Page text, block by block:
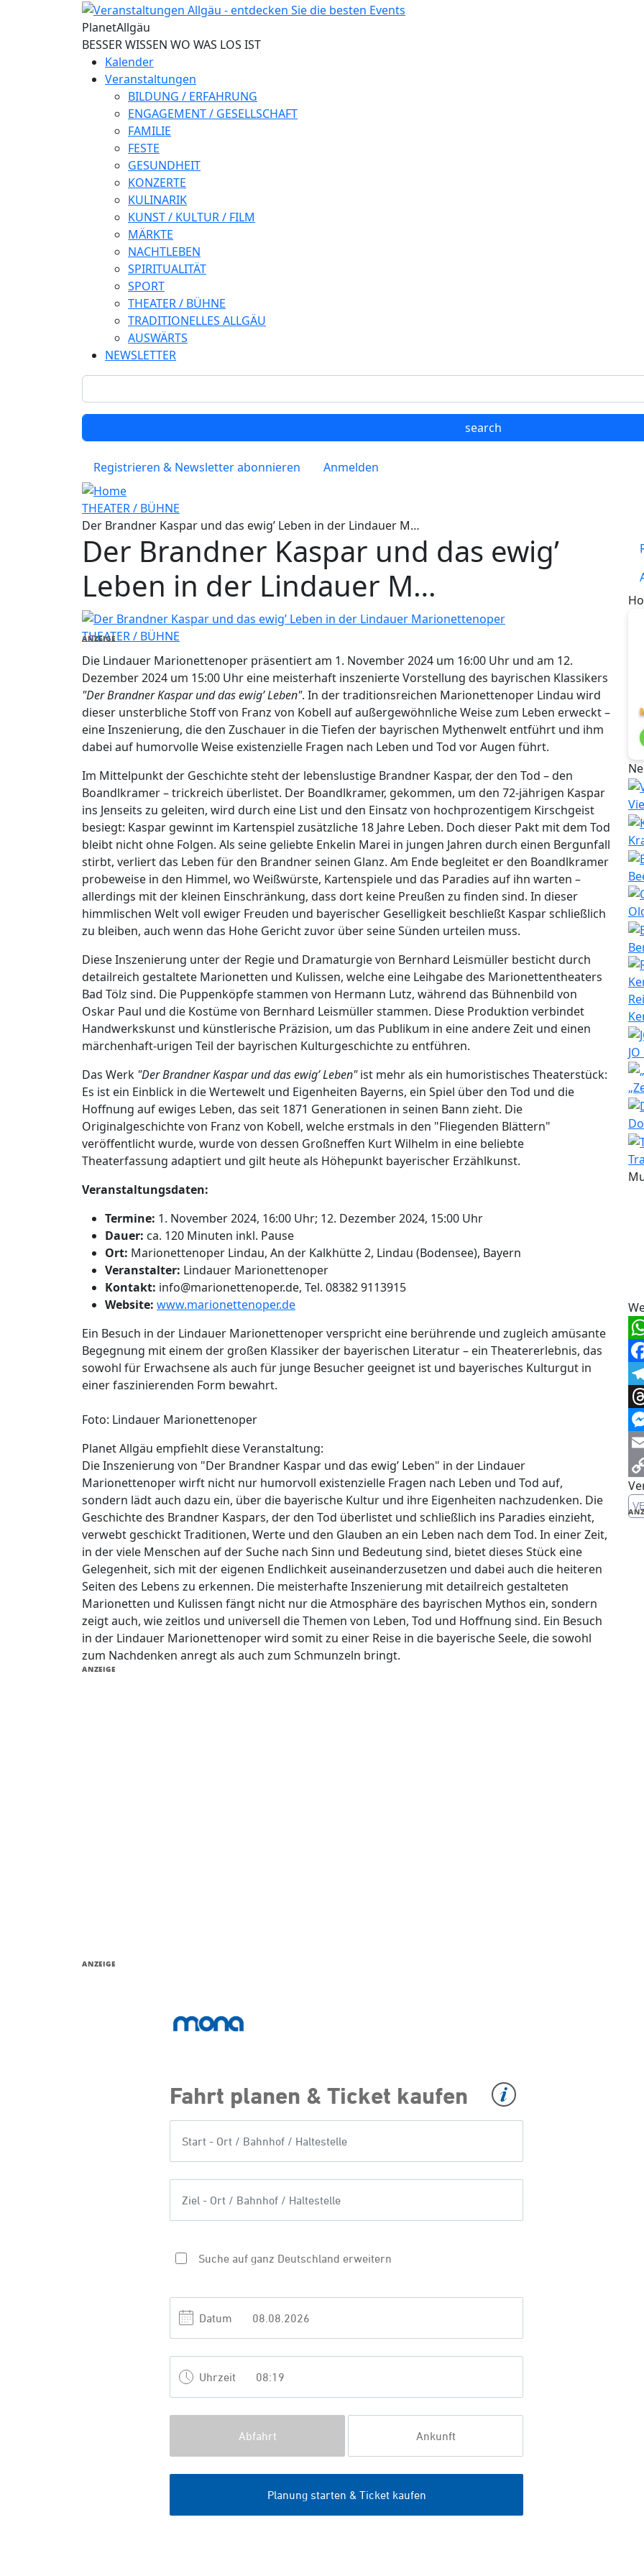
Direkt zum Inhalt
PlanetAllgäu
BESSER WISSEN WO WAS LOS IST
Kalender
Veranstaltungen
BILDUNG / ERFAHRUNG
ENGAGEMENT / GESELLSCHAFT
FAMILIE
FESTE
GESUNDHEIT
KONZERTE
KULINARIK
KUNST / KULTUR / FILM
MÄRKTE
NACHTLEBEN
SPIRITUALITÄT
SPORT
THEATER / BÜHNE
TRADITIONELLES ALLGÄU
AUSWÄRTS
NEWSLETTER
Registrieren & Newsletter abonnieren Anmelden
THEATER / BÜHNE
Der Brandner Kaspar und das ewig’ Leben in der Lindauer M…
Der Brandner Kaspar und das ewig’
Leben in der Lindauer M…
THEATER / BÜHNE
ANZEIGE
Die Lindauer Marionettenoper präsentiert am 1. November 2024 um 16:00 Uhr und am 12.
Dezember 2024 um 15:00 Uhr eine meisterhaft inszenierte Vorstellung des bayrischen Klassikers
"Der Brandner Kaspar und das ewig’ Leben". In der traditionsreichen Marionettenoper Lindau wird
dieser unsterbliche Stoff von Franz von Kobell auf außergewöhnliche Weise zum Leben erweckt –
eine Inszenierung, die den Zuschauer in die Tiefen der bayrischen Mythenwelt entführt und ihm
dabei auf humorvolle Weise existenzielle Fragen nach Leben und Tod vor Augen führt.
Im Mittelpunkt der Geschichte steht der lebenslustige Brandner Kaspar, der den Tod – den
Boandlkramer – trickreich überlistet. Der Boandlkramer, gekommen, um den 72-jährigen Kaspar
ins Jenseits zu geleiten, wird durch eine List und den Einsatz von hochprozentigem Kirschgeist
besiegt: Kaspar gewinnt im Kartenspiel zusätzliche 18 Jahre Leben. Doch dieser Pakt mit dem Tod
bleibt nicht ohne Folgen. Als seine geliebte Enkelin Marei in jungen Jahren durch einen Bergunfall
stirbt, verliert das Leben für den Brandner seinen Glanz. Am Ende begleitet er den Boandlkramer
probeweise in den Himmel, wo Weißwürste, Kartenspiele und das Paradies auf ihn warten –
allerdings mit der kleinen Einschränkung, dass dort keine Preußen zu finden sind. In dieser
himmlischen Welt voll ewiger Freuden und bayerischer Geselligkeit beschließt Kaspar schließlich
zu bleiben, auch wenn das Hohe Gericht zuvor über seine Sünden urteilen muss.
Diese Inszenierung unter der Regie und Dramaturgie von Bernhard Leismüller besticht durch
detailreich gestaltete Marionetten und Kulissen, welche eine Leihgabe des Marionettentheaters
Bad Tölz sind. Die Puppenköpfe stammen von Hermann Lutz, während das Bühnenbild von
Oskar Paul und die Kostüme von Bernhard Leismüller stammen. Diese Produktion verbindet
Handwerkskunst und künstlerische Präzision, um das Publikum in eine andere Zeit und einen
märchenhaft-urigen Teil der bayrischen Kulturgeschichte zu entführen.
Das Werk "Der Brandner Kaspar und das ewig’ Leben"ist mehr als ein humoristisches Theaterstück:
Es ist ein Einblick in die Wertewelt und Eigenheiten Bayerns, ein Spiel über den Tod und die
Hoffnung auf ewiges Leben, das seit 1871 Generationen in seinen Bann zieht. Die
Originalgeschichte von Franz von Kobell, welche erstmals in den "Fliegenden Blättern"
veröffentlicht wurde, wurde von dessen Großneffen Kurt Wilhelm in eine beliebte
Theaterfassung adaptiert und gilt heute als Höhepunkt bayerischer Erzählkunst.
Veranstaltungsdaten:
Termine: 1. November 2024, 16:00 Uhr; 12. Dezember 2024, 15:00 Uhr
Dauer: ca. 120 Minuten inkl. Pause
Ort: Marionettenoper Lindau, An der Kalkhütte 2, Lindau (Bodensee), Bayern
Veranstalter: Lindauer Marionettenoper
Kontakt: info@marionettenoper.de, Tel. 08382 9113915
Website: www.marionettenoper.de
Ein Besuch in der Lindauer Marionettenoper verspricht eine berührende und zugleich amüsante
Begegnung mit einem der großen Klassiker der bayerischen Literatur – ein Theatererlebnis, das
sowohl für Erwachsene als auch für junge Besucher geeignet ist und bayerisches Kulturgut in
einer faszinierenden Form bewahrt.
Foto: Lindauer Marionettenoper
Planet Allgäu empfiehlt diese Veranstaltung:
Die Inszenierung von "Der Brandner Kaspar und das ewig’ Leben" in der Lindauer
Marionettenoper wirft nicht nur humorvoll existenzielle Fragen nach Leben und Tod auf,
sondern lädt auch dazu ein, über die bayerische Kultur und ihre Eigenheiten nachzudenken. Die
Geschichte des Brandner Kaspars, der den Tod überlistet und schließlich ins Paradies einzieht,
verwebt geschickt Traditionen, Werte und den Glauben an ein Leben nach dem Tod. In einer Zeit,
in der viele Menschen auf der Suche nach Sinn und Bedeutung sind, bietet dieses Stück eine
Gelegenheit, sich mit der eigenen Endlichkeit auseinanderzusetzen und dabei auch die heiteren
Seiten des Lebens zu erkennen. Die meisterhafte Inszenierung mit detailreich gestalteten
Marionetten und Kulissen fängt nicht nur die Atmosphäre des bayrischen Mythos ein, sondern
zeigt auch, wie zeitlos und universell die Themen von Leben, Tod und Hoffnung sind. Ein Besuch
in der Lindauer Marionettenoper wird somit zu einer Reise in die bayerische Seele, die sowohl
zum Nachdenken anregt als auch zum Schmunzeln bringt.
ANZEIGE
ANZEIGE